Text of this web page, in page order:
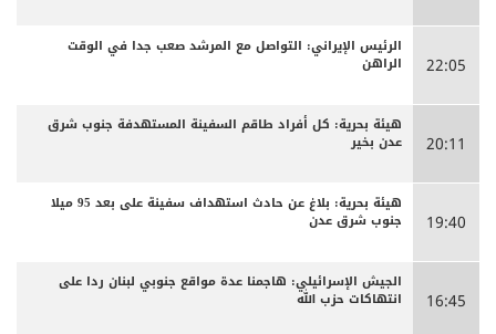
22:05
الرئيس الإيراني: التواصل مع المرشد صعب جدا في الوقت
الراهن
20:11
هيئة بحرية: كل أفراد طاقم السفينة المستهدفة جنوب شرق
عدن بخير
19:40
هيئة بحرية: بلاغ عن حادث استهداف سفينة على بعد 95 ميلا
جنوب شرق عدن
16:45
الجيش الإسرائيلي: هاجمنا عدة مواقع جنوبي لبنان ردا على
انتهاكات حزب الله